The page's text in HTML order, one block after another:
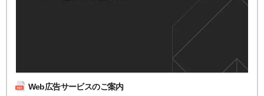
Web広告サービスのご案内